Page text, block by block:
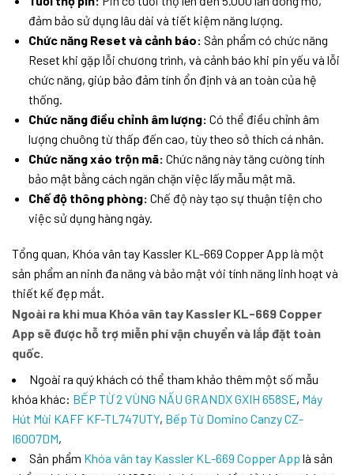
đảm bảo sử dụng lâu dài và tiết kiệm năng lượng.
Chức năng Reset và cảnh báo: Sản phẩm có chức năng
Reset khi gặp lỗi chương trình, và cảnh báo khi pin yếu và lỗi
chức năng, giúp bảo đảm tính ổn định và an toàn của hệ
thống.
Chức năng điều chỉnh âm lượng: Có thể điều chỉnh âm
lượng chuông từ thấp đến cao, tùy theo sở thích cá nhân.
Chức năng xáo trộn mã: Chức năng này tăng cường tính
bảo mật bằng cách ngăn chặn việc lấy mẫu mật mã.
Chế độ thông phòng: Chế độ này tạo sự thuận tiện cho
việc sử dụng hàng ngày.
Tổng quan, Khóa vân tay Kassler KL-669 Copper App là một
sản phẩm an ninh đa năng và bảo mật với tính năng linh hoạt và
thiết kế đẹp mắt.
Ngoài ra khi mua Khóa vân tay Kassler KL-669 Copper
App sẽ được hỗ trợ miễn phí vận chuyển và lắp đặt toàn
quốc.
Ngoài ra quý khách có thể tham khảo thêm một số mẫu
khóa khác: BẾP TỪ 2 VÙNG NẤU GRANDX GXIH 658SE, Máy
Hút Mùi KAFF KF-TL747UTY, Bếp Từ Domino Canzy CZ-
I6007DM,
Sản phẩm Khóa vân tay Kassler KL-669 Copper App là sản